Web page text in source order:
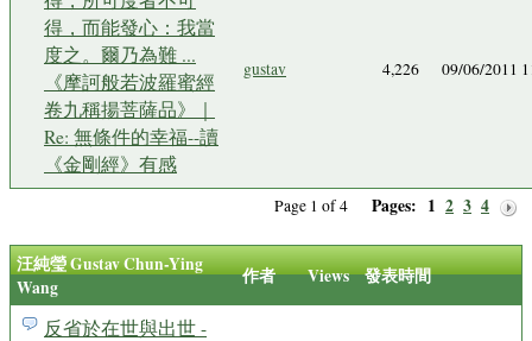
得，而能發心：我當
度之。爾乃為難 ...
《摩訶般若波羅蜜經
卷九稱揚菩薩品》｜
Re: 無條件的幸福--讀
《金剛經》有感
gustav 4,226 09/06/2011
Page 1 of 4 Pages: 1 2 3 4
汪純瑩 Gustav Chun-Ying
Wang
作者 Views 發表時間
反省於在世與出世 -